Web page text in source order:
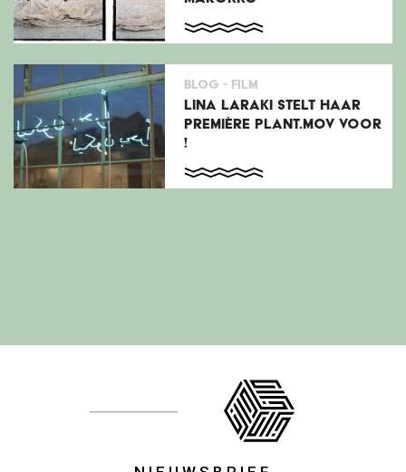
Blog - Film
LINA LARAKI STELT HAAR
PREMIÈRE PLANT.MOV VOOR
!